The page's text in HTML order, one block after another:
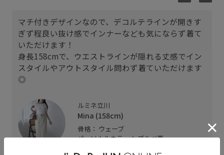
マチ付きデザインなので、デコルテラインが開きす
ぎず程良い抜け感でインナーなども気にならず着て
いただけます！
身長158cmで、ウエストラインが隠れる丈感でイン
スタイルやアウトスタイル問わず着ていただけます
◎
ルミネ立川
Mina (158cm)
骨格： ウェーブ
パーソナルカラー： ブルべ夏